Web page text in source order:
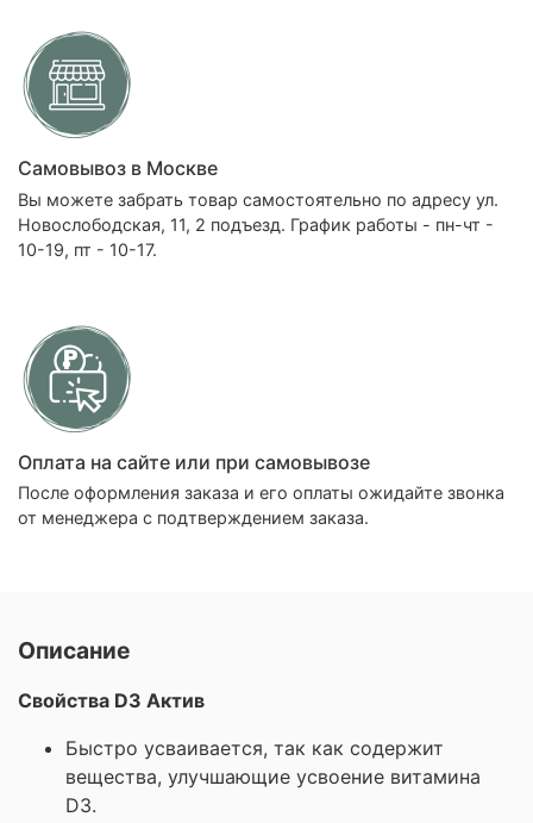
Самовывоз в Москве
Вы можете забрать товар самостоятельно по адресу ул.
Новослободская, 11, 2 подъезд. График работы - пн-чт -
10-19, пт - 10-17.
Оплата на сайте или при самовывозе
После оформления заказа и его оплаты ожидайте звонка
от менеджера с подтверждением заказа.
Описание
Свойства D3 Актив
Быстро усваивается, так как содержит
вещества, улучшающие усвоение витамина
D3.